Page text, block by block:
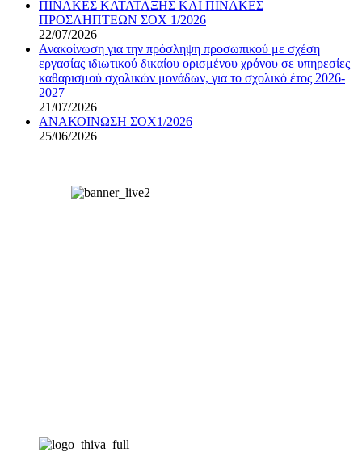
ΠΙΝΑΚΕΣ ΚΑΤΑΤΑΞΗΣ ΚΑΙ ΠΙΝΑΚΕΣ
ΠΡΟΣΛΗΠΤΕΩΝ ΣΟΧ 1/2026
22/07/2026
Ανακοίνωση για την πρόσληψη προσωπικού με σχέση
εργασίας ιδιωτικού δικαίου ορισμένου χρόνου σε υπηρεσίες
καθαρισμού σχολικών μονάδων, για το σχολικό έτος 2026-
2027
21/07/2026
ΑΝΑΚΟΙΝΩΣΗ ΣΟΧ1/2026
25/06/2026